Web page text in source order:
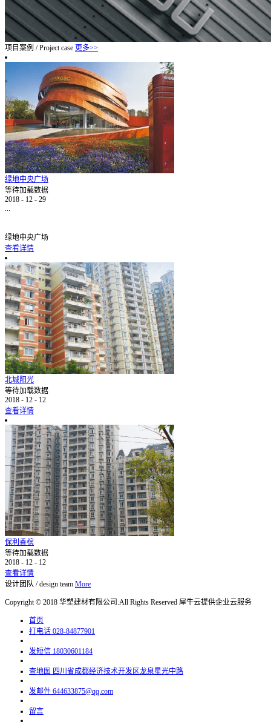
项目案例 / Project case 更多>>
绿地中央广场
等待加载数据
2018 - 12 - 29
...
绿地中央广场
查看详情
北城阳光
等待加载数据
2018 - 12 - 12
查看详情
保利香槟
等待加载数据
2018 - 12 - 12
查看详情
设计团队 / design team More
Copyright © 2018 华塑建材有限公司.All Rights Reserved 犀牛云提供企业云服务
首页
打电话 028-84877901
发短信 18030601184
查地图 四川省成都经济技术开发区龙泉星光中路
发邮件 644633875@qq.com
留言